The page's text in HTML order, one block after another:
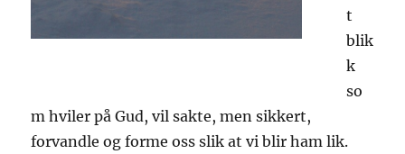
t
blik
k
so
m hviler på Gud, vil sakte, men sikkert,
forvandle og forme oss slik at vi blir ham lik.